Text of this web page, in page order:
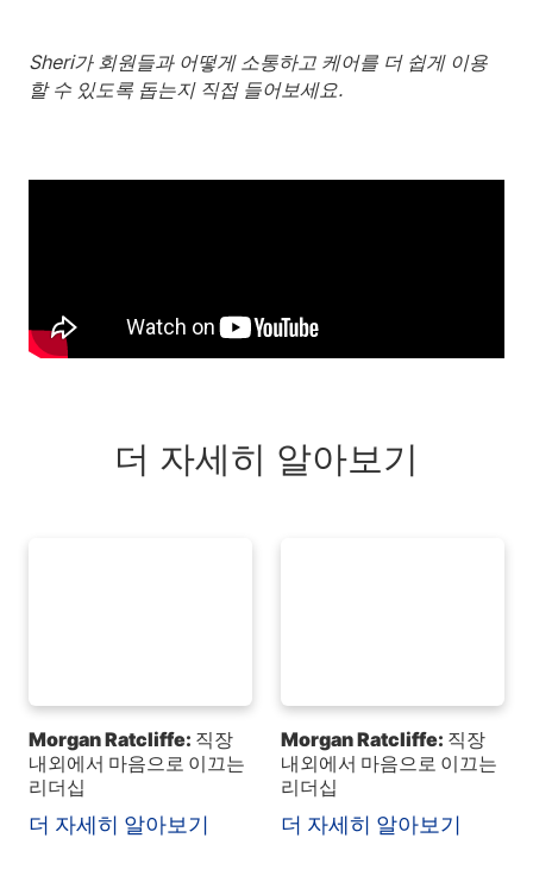
Sheri가 회원들과 어떻게 소통하고 케어를 더 쉽게 이용
할 수 있도록 돕는지 직접 들어보세요.
더 자세히 알아보기
Morgan Ratcliffe: 직장
내외에서 마음으로 이끄는
리더십
더 자세히 알아보기
Morgan Ratcliffe: 직장
내외에서 마음으로 이끄는
리더십
더 자세히 알아보기